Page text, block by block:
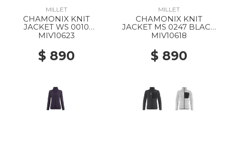
MILLET
CHAMONIX KNIT
JACKET WS 0010
PURPLE VELVET / BLACK
MIV10623
$ 890
MILLET
CHAMONIX KNIT
JACKET MS 0247 BLACK
- NOIR
MIV10618
$ 890